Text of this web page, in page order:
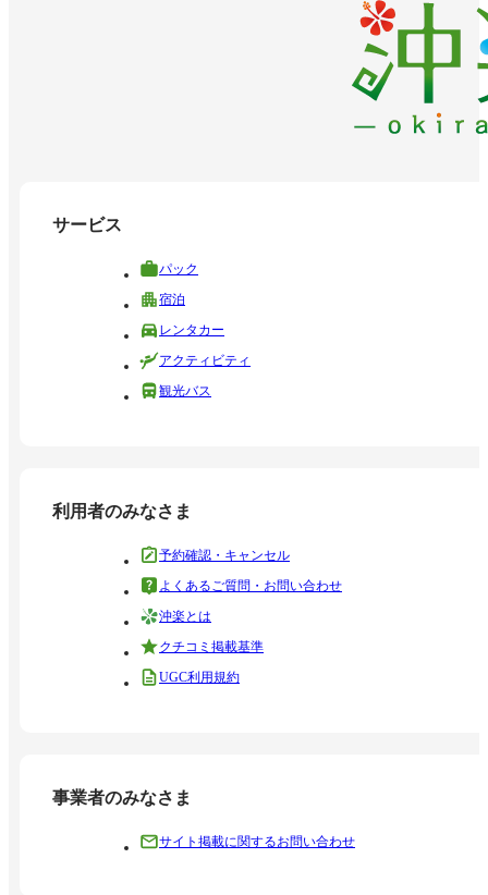
サービス
パック
宿泊
レンタカー
アクティビティ
観光バス
利用者のみなさま
予約確認・キャンセル
よくあるご質問・お問い合わせ
沖楽とは
クチコミ掲載基準
UGC利用規約
事業者のみなさま
サイト掲載に関するお問い合わせ